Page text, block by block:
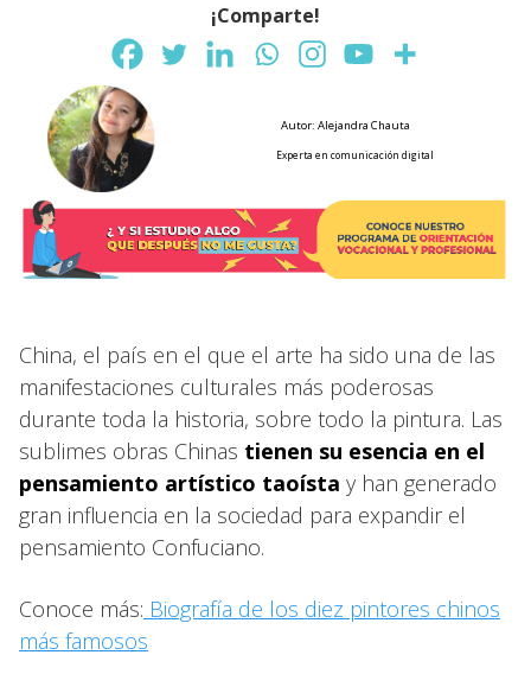
¡Comparte!
Autor: Alejandra Chauta
Experta en comunicación digital
China, el país en el que el arte ha sido una de las
manifestaciones culturales más poderosas
durante toda la historia, sobre todo la pintura. Las
sublimes obras Chinas tienen su esencia en el
pensamiento artístico taoísta y han generado
gran influencia en la sociedad para expandir el
pensamiento Confuciano.
Conoce más: Biografía de los diez pintores chinos
más famosos